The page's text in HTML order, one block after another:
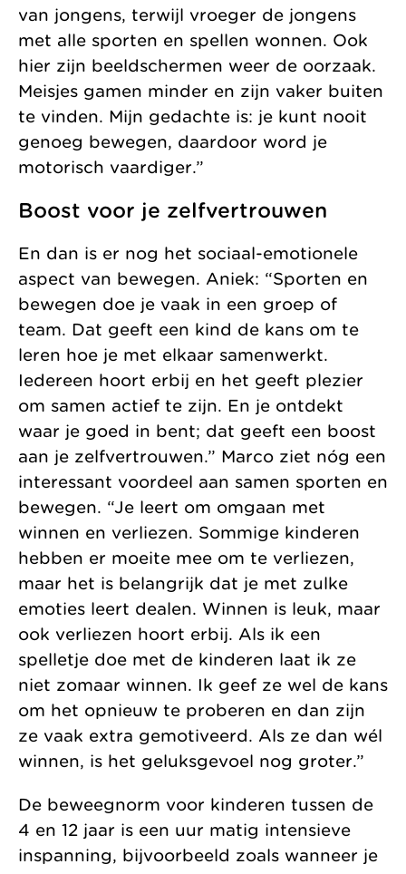
van jongens, terwijl vroeger de jongens
met alle sporten en spellen wonnen. Ook
hier zijn beeldschermen weer de oorzaak.
Meisjes gamen minder en zijn vaker buiten
te vinden. Mijn gedachte is: je kunt nooit
genoeg bewegen, daardoor word je
motorisch vaardiger.”
Boost voor je zelfvertrouwen
En dan is er nog het sociaal-emotionele
aspect van bewegen. Aniek: “Sporten en
bewegen doe je vaak in een groep of
team. Dat geeft een kind de kans om te
leren hoe je met elkaar samenwerkt.
Iedereen hoort erbij en het geeft plezier
om samen actief te zijn. En je ontdekt
waar je goed in bent; dat geeft een boost
aan je zelfvertrouwen.” Marco ziet nóg een
interessant voordeel aan samen sporten en
bewegen. “Je leert om omgaan met
winnen en verliezen. Sommige kinderen
hebben er moeite mee om te verliezen,
maar het is belangrijk dat je met zulke
emoties leert dealen. Winnen is leuk, maar
ook verliezen hoort erbij. Als ik een
spelletje doe met de kinderen laat ik ze
niet zomaar winnen. Ik geef ze wel de kans
om het opnieuw te proberen en dan zijn
ze vaak extra gemotiveerd. Als ze dan wél
winnen, is het geluksgevoel nog groter.”
De beweegnorm voor kinderen tussen de
4 en 12 jaar is een uur matig intensieve
inspanning, bijvoorbeeld zoals wanneer je